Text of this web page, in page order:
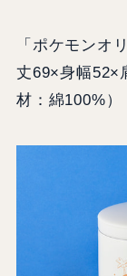
「ポケモンオ
丈69×身幅52×
材：綿100%）